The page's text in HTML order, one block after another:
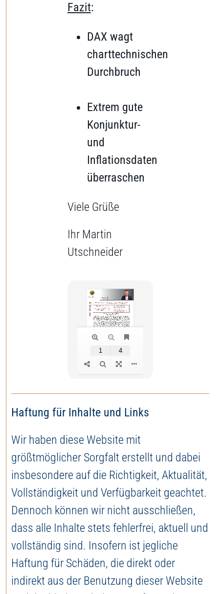
Fazit:
DAX wagt
charttechnischen
Extrem gute
Konjunktur-
und
Inflationsdaten
überraschen
Viele Grüße
Ihr Martin
Utschneider
Haftung für Inhalte und Links
Wir haben diese Website mit
größtmöglicher Sorgfalt erstellt und dabei
insbesondere auf die Richtigkeit, Aktualität,
Vollständigkeit und Verfügbarkeit geachtet.
Dennoch können wir nicht ausschließen,
dass alle Inhalte stets fehlerfrei, aktuell und
vollständig sind. Insofern ist jegliche
Haftung für Schäden, die direkt oder
indirekt aus der Benutzung dieser Website